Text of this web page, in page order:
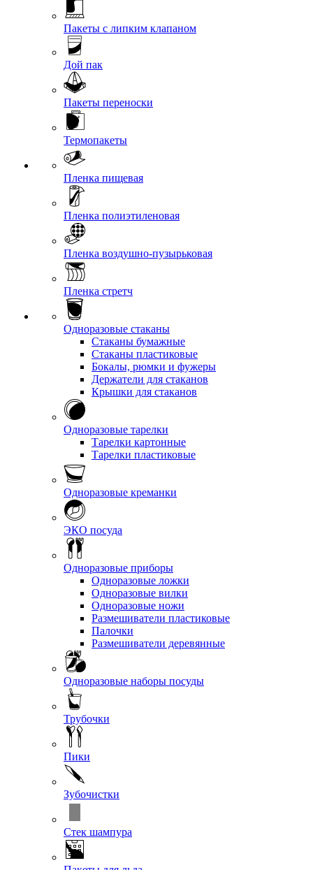
Пакеты с липким клапаном
Дой пак
Пакеты переноски
Термопакеты
Пленка пищевая
Пленка полиэтиленовая
Пленка воздушно-пузырьковая
Пленка стретч
Одноразовые стаканы
Стаканы бумажные
Стаканы пластиковые
Бокалы, рюмки и фужеры
Держатели для стаканов
Крышки для стаканов
Одноразовые тарелки
Тарелки картонные
Тарелки пластиковые
Одноразовые креманки
ЭКО посуда
Одноразовые приборы
Одноразовые ложки
Одноразовые вилки
Одноразовые ножи
Размешиватели пластиковые
Палочки
Размешиватели деревянные
Одноразовые наборы посуды
Трубочки
Пики
Зубочистки
Стек шампура